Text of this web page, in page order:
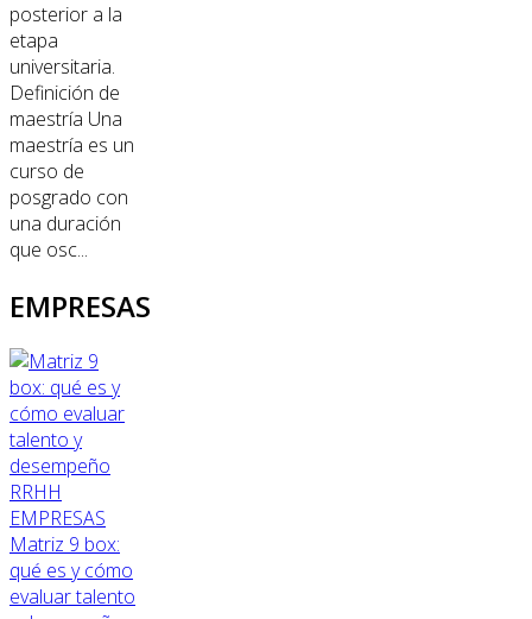
posterior a la
etapa
universitaria.
Definición de
maestría Una
maestría es un
curso de
posgrado con
una duración
que osc...
EMPRESAS
RRHH
EMPRESAS
Matriz 9 box:
qué es y cómo
evaluar talento